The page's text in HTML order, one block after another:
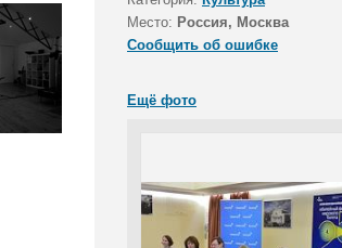
Место: Россия, Москва
Сообщить об ошибке
Ещё фото